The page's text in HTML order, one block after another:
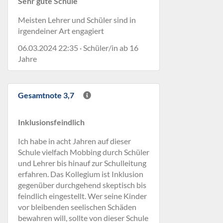
Meisten Lehrer und Schüler sind in
irgendeiner Art engagiert
06.03.2024 22:35 · Schüler/in ab 16
Jahre
Gesamtnote 3,7
Inklusionsfeindlich
Ich habe in acht Jahren auf dieser
Schule vielfach Mobbing durch Schüler
und Lehrer bis hinauf zur Schulleitung
erfahren. Das Kollegium ist Inklusion
gegenüber durchgehend skeptisch bis
feindlich eingestellt. Wer seine Kinder
vor bleibenden seelischen Schäden
bewahren will, sollte von dieser Schule